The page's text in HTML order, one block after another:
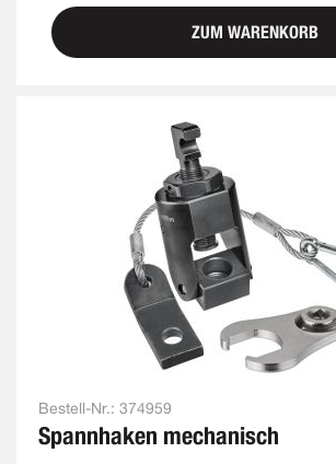
ZUM WARENKORB
Bestell-Nr.: 374959
Spannhaken mechanisch